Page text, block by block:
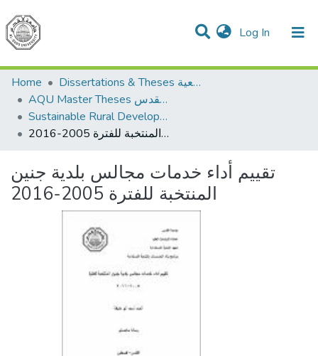
Log In (current)
Communities & Collections
All of DSpace
Home
Dissertations & Theses الرسائل الجامعية
AQU Master Theses الرسائل الجامعية الخاصة بجامعة القدس
Sustainable Rural Development التنمية الريفية المستدامة
تقييم أداء خدمات مجالس بلدية جنين المنتخبة للفترة 2005-2016
تقييم أداء خدمات مجالس بلدية جنين
المنتخبة للفترة 2005-2016